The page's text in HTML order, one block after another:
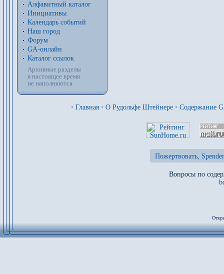
Алфавитный каталог
Инициативы
Календарь событий
Наш город
Форум
GA-онлайн
Каталог ссылок
Архивные разделы
в настоящее время
не наполняются
· Главная · О Рудольфе Штейнере · Содержание
Пожертвовать,
Вопросы по